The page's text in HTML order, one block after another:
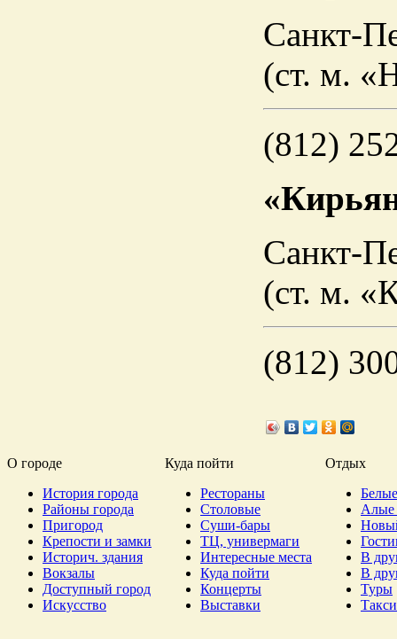
Санкт-
(ст. м.
(812)
Санкт-
(ст. м.
(812)
О городе Куда пойти
Отдых
История города
Районы города
Пригород
Крепости и замки
Историч. здания
Вокзалы
Доступный город
Искусство
Рестораны
Столовые
Суши-бары
ТЦ, универмаги
Интересные места
Куда пойти
Концерты
Выставки
Алые
В
В
Туры
Такси